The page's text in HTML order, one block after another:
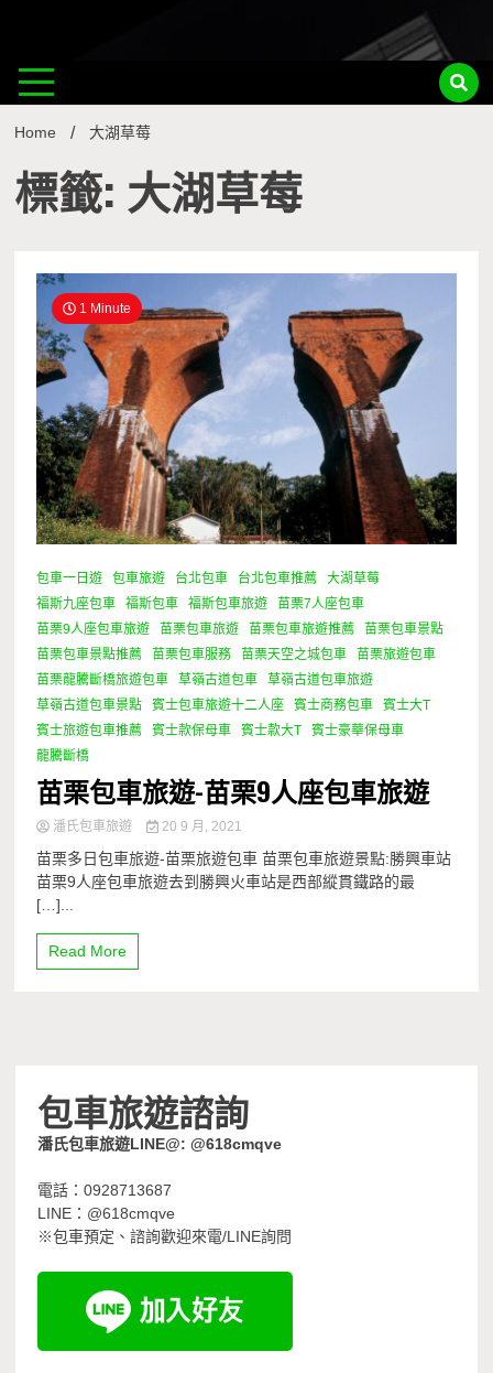
Home 大湖草莓
標籤: 大湖草莓
1 Minute
包車一日遊 包車旅遊 台北包車 台北包車推薦
大湖草莓
福斯九座包車
福斯包車 福斯包車旅遊
苗栗7人座包車
苗栗9人座包車旅遊
苗栗包車旅遊 苗栗包車旅遊推薦
苗栗包車景點
苗栗包車景點推薦
苗栗包車服務 苗栗天空之城包車
苗栗旅遊包車
苗栗龍騰斷橋旅遊包車
草嶺古道包車
草嶺古道包車旅遊
草嶺古道包車景點
賓士包車旅遊十二人座 賓士商務包車
賓士大T
賓士旅遊包車推薦
賓士款保母車 賓士款大T
賓士豪華保母車
龍騰斷橋
苗栗包車旅遊-苗栗9人座包車旅遊
潘氏包車旅遊 20 9 月, 2021
苗栗多日包車旅遊-苗栗旅遊包車 苗栗包車旅遊景點:勝興車站
苗栗9人座包車旅遊去到勝興火車站是西部縱貫鐵路的最
[…]...
Read More
包車旅遊諮詢
潘氏包車旅遊LINE@: @618cmqve
電話：0928713687
LINE：@618cmqve
※包車預定、諮詢歡迎來電/LINE詢問